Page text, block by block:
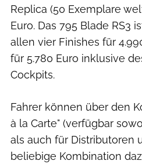
Replica (50 Exemplare
Euro. Das 795 Blade RS3
allen vier Finishes für
für 5.780 Euro inklusive
Cockpits.
Fahrer können über den
à la Carte" (verfügbar
als auch für Distributoren
beliebige Kombination